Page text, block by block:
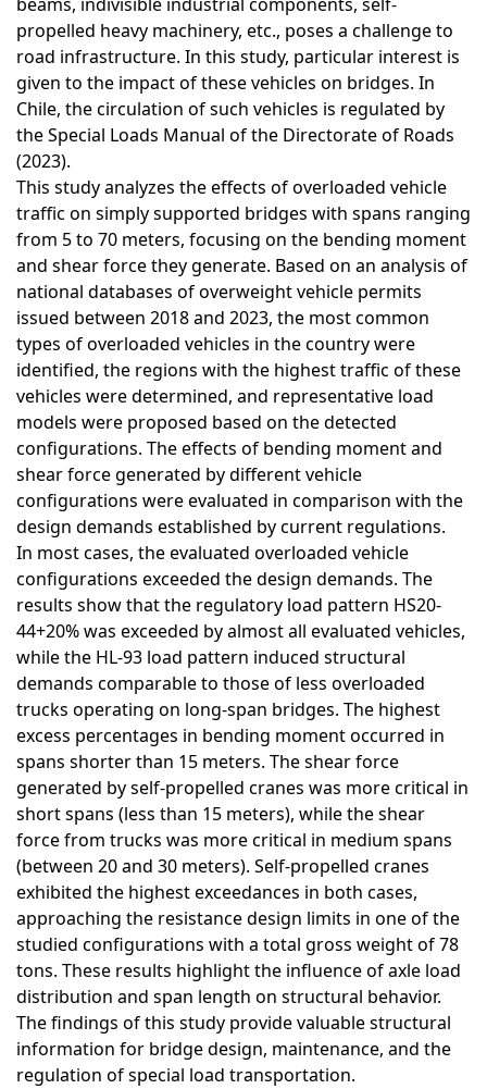
propelled heavy machinery, etc., poses a challenge to
road infrastructure. In this study, particular interest is
given to the impact of these vehicles on bridges. In
Chile, the circulation of such vehicles is regulated by
the Special Loads Manual of the Directorate of Roads
(2023).
This study analyzes the effects of overloaded vehicle
traffic on simply supported bridges with spans ranging
from 5 to 70 meters, focusing on the bending moment
and shear force they generate. Based on an analysis of
national databases of overweight vehicle permits
issued between 2018 and 2023, the most common
types of overloaded vehicles in the country were
identified, the regions with the highest traffic of these
vehicles were determined, and representative load
models were proposed based on the detected
configurations. The effects of bending moment and
shear force generated by different vehicle
configurations were evaluated in comparison with the
design demands established by current regulations.
In most cases, the evaluated overloaded vehicle
configurations exceeded the design demands. The
results show that the regulatory load pattern HS20-
44+20% was exceeded by almost all evaluated vehicles,
while the HL-93 load pattern induced structural
demands comparable to those of less overloaded
trucks operating on long-span bridges. The highest
excess percentages in bending moment occurred in
spans shorter than 15 meters. The shear force
generated by self-propelled cranes was more critical in
short spans (less than 15 meters), while the shear
force from trucks was more critical in medium spans
(between 20 and 30 meters). Self-propelled cranes
exhibited the highest exceedances in both cases,
approaching the resistance design limits in one of the
studied configurations with a total gross weight of 78
tons. These results highlight the influence of axle load
distribution and span length on structural behavior.
The findings of this study provide valuable structural
information for bridge design, maintenance, and the
regulation of special load transportation.